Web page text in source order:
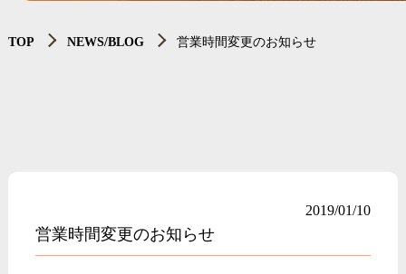
TOP NEWS/BLOG 営業時間変更のお知らせ
2019/01/10
営業時間変更のお知らせ